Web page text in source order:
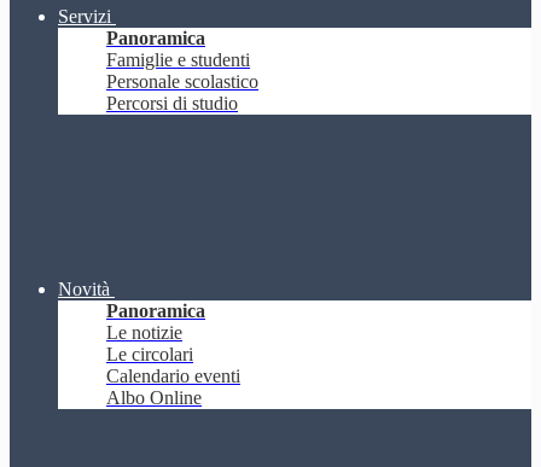
Servizi
Panoramica
Famiglie e studenti
Personale scolastico
Percorsi di studio
Novità
Panoramica
Le notizie
Le circolari
Calendario eventi
Albo Online